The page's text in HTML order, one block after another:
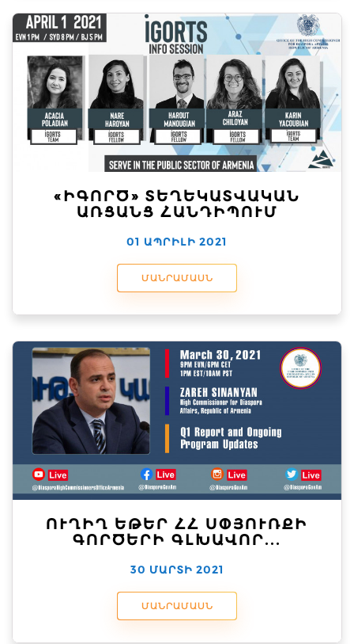
«ԻԳՈՐԾ» ՏԵՂԵԿԱՏՎԱԿԱՆ
ԱՌՑԱՆՑ ՀԱՆԴԻՊՈՒՄ
01 ԱՊՐԻԼԻ 2021
ՄԱՆՐԱՄԱՍՆ
ՈՒՂԻՂ ԵԹԵՐ ՀՀ ՍՓՅՈՒՌՔԻ
ԳՈՐԾԵՐԻ ԳԼԽԱՎՈՐ...
30 ՄԱՐՏԻ 2021
ՄԱՆՐԱՄԱՍՆ